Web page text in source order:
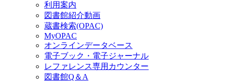
利用案内
図書館紹介動画
蔵書検索(OPAC)
MyOPAC
オンラインデータベース
電子ブック・電子ジャーナル
レファレンス専用カウンター
図書館Q＆A